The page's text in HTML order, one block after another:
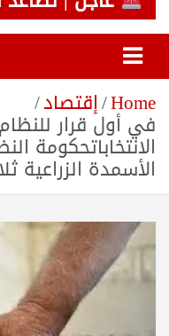
Home إقتصاد
في أول قرار
الانتخاباتحكومة
الأسمدة الزراعية